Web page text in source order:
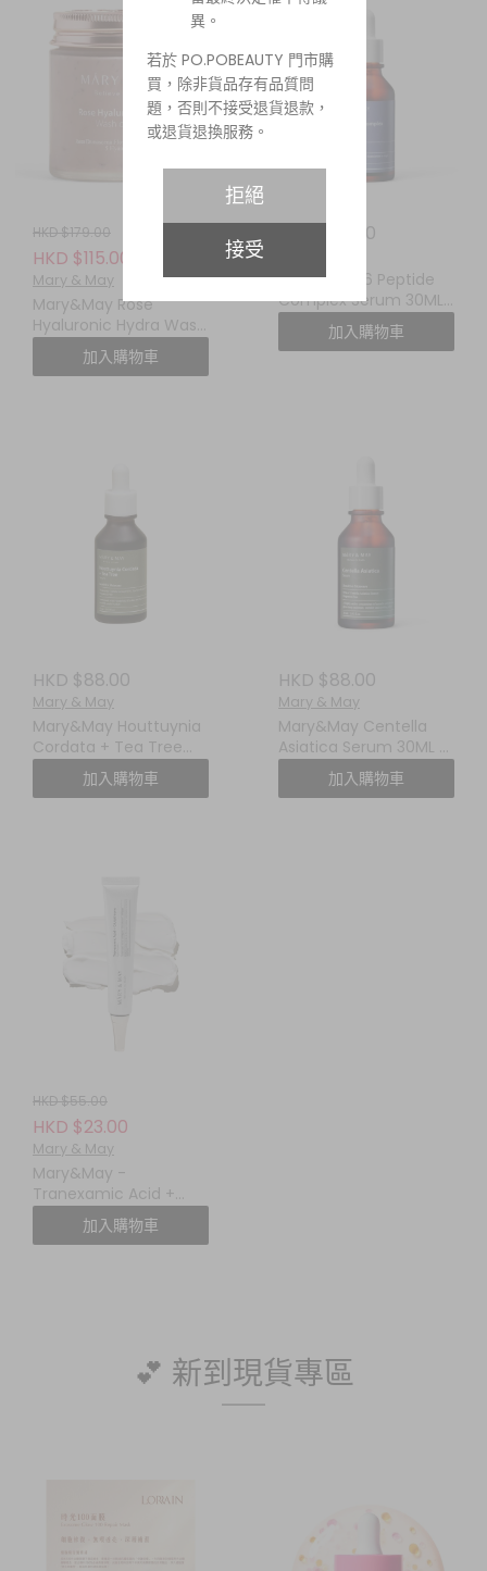
HKD $179.00
HKD $115.00
Mary & May
Mary&May Rose
Hyaluronic Hydra Wash
Off Mask Pack 125g大馬
士革玫瑰無花果補水抗氧
加入購物車
HKD $88.00
Mary&May 6 Peptide
Complex Serum 30ML
六勝肽複合精華
加入購物車
HKD $88.00
Mary & May
Mary&May Houttuynia
Cordata + Tea Tree
Serum 魚腥草茶樹舒緩精
華 30ML加入購物車
HKD $88.00
Mary & May
Mary&May Centella
Asiatica Serum 30ML 積
雪草舒緩精華
加入購物車
HKD $55.00
HKD $23.00
Mary & May
Mary&May -
Tranexamic Acid +
Glutathione Eye
Cream加入購物車
💕 新到現貨專區
異。
若於 PO.POBEAUTY 門市購
買，除非貨品存有品質問
題，否則不接受退貨退款，
或退貨退換服務。
拒絕
接受